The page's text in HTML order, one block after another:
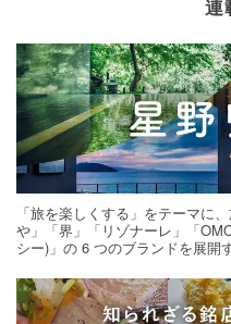
連
「旅を楽しくする」をテーマに
や」「界」「リゾナーレ」「
シー)」の 6 つのブランドを展開